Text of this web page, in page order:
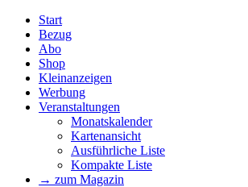
Start
Bezug
Abo
Shop
Kleinanzeigen
Werbung
Veranstaltungen
Monatskalender
Kartenansicht
Ausführliche Liste
Kompakte Liste
→ zum Magazin